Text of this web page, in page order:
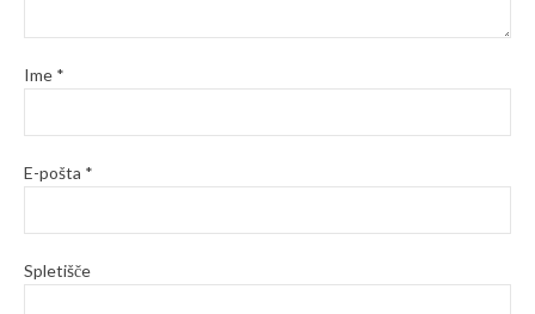
Ime *
E-pošta *
Spletišče